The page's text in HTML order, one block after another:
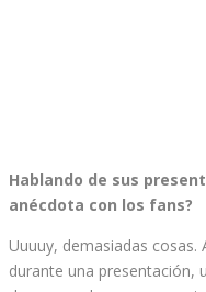
Hablando de sus
anécdota con los fans?
Uuuuy, demasiadas cosas.
durante una presentación,